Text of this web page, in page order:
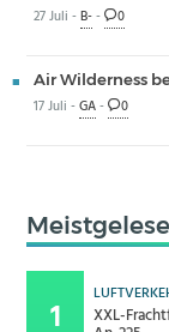
27 Juli -B-- 0
Air Wilderness
17 Juli -GA- 0
XXL-